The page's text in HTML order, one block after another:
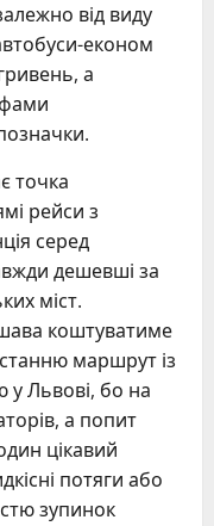
від виду
економ
а
точка
рейси з
серед
дешевші за
міст.
коштуватиме
маршрут із
у Львові, бо на
а попит
цікавий
потяги або
зупинок